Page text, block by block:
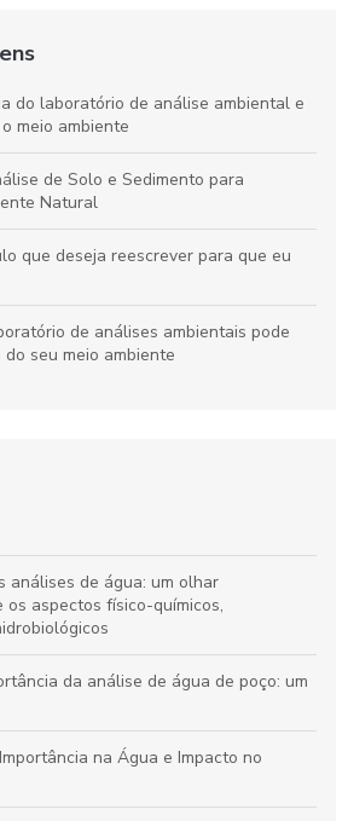
do laboratório de análise ambiental e
meio ambiente
de Solo e Sedimento para
Natural
que deseja reescrever para que eu
de análises ambientais pode
seu meio ambiente
análises de água: um olhar
os aspectos físico-químicos,
da análise de água de poço: um
na Água e Impacto no